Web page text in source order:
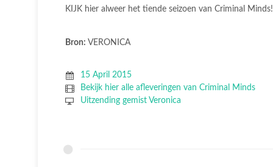
KIJK hier alweer het tiende seizoen van Criminal
Bron: VERONICA
15 April 2015
Bekijk hier alle afleveringen van Criminal Minds
Uitzending gemist Veronica